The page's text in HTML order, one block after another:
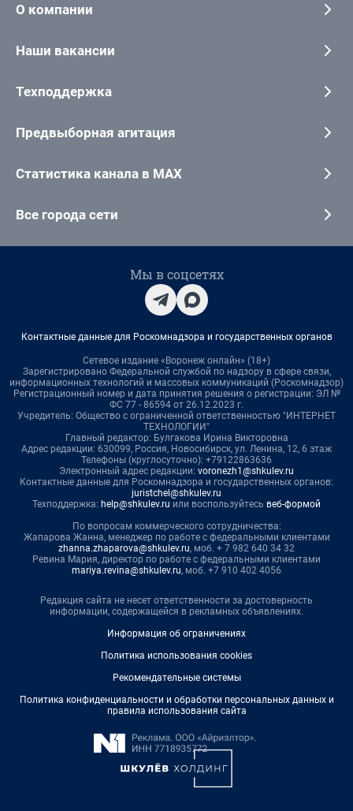
О компании
Наши вакансии
Техподдержка
Предвыборная агитация
Статистика канала в MAX
Все города сети
Мы в соцсетях
Контактные данные для Роскомнадзора и государственных органов
Сетевое издание «Воронеж онлайн» (18+)
Зарегистрировано Федеральной службой по надзору в сфере связи,
информационных технологий и массовых коммуникаций (Роскомнадзор)
Регистрационный номер и дата принятия решения о регистрации: ЭЛ №
ФС 77 - 86594 от 26.12.2023 г.
Учредитель: Общество с ограниченной ответственностью "ИНТЕРНЕТ
ТЕХНОЛОГИИ"
Главный редактор: Булгакова Ирина Викторовна
Адрес редакции: 630099, Россия, Новосибирск, ул. Ленина, 12, 6 этаж
Телефоны (круглосуточно): +79122863636
Электронный адрес редакции: voronezh1@shkulev.ru
Контактные данные для Роскомнадзора и государственных органов:
juristchel@shkulev.ru
Техподдержка: help@shkulev.ru или воспользуйтесь веб-формой
По вопросам коммерческого сотрудничества:
Жапарова Жанна, менеджер по работе с федеральными клиентами
zhanna.zhaparova@shkulev.ru, моб. + 7 982 640 34 32
Ревина Мария, директор по работе с федеральными клиентами
mariya.revina@shkulev.ru, моб. +7 910 402 4056
Редакция сайта не несет ответственности за достоверность
информации, содержащейся в рекламных объявлениях.
Информация об ограничениях
Политика использования cookies
Рекомендательные системы
Политика конфиденциальности и обработки персональных данных и
правила использования сайта